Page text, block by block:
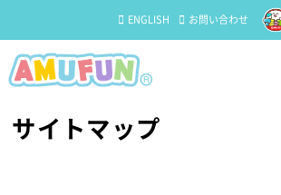
ENGLISH お問い合わせ
サイトマップ